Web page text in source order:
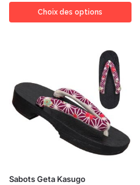
Choix des options
Sabots Geta Kasugo